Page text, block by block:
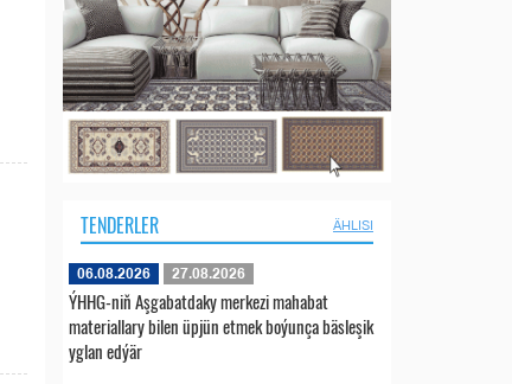
TENDERLER ÄHLISI
06.08.2026 27.08.2026
ÝHHG-niň Aşgabatdaky merkezi mahabat
materiallary bilen üpjün etmek boýunça bäsleşik
yglan edýär